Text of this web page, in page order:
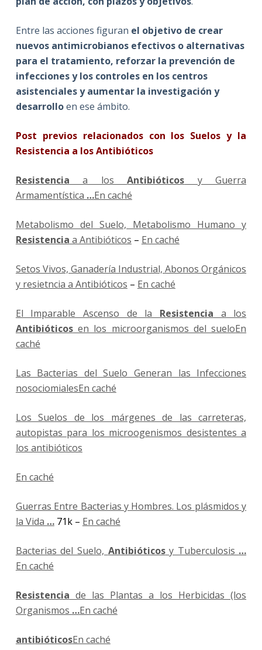
Entre las acciones figuran el objetivo de crear
nuevos antimicrobianos efectivos o alternativas
para el tratamiento, reforzar la prevención de
infecciones y los controles en los centros
asistenciales y aumentar la investigación y
desarrolloen ese ámbito.
Post previos relacionados con los Suelos y la
Resistencia a los Antibióticos
Resistencia a losAntibióticos y Guerra
Armamentística …En caché
Metabolismo del Suelo, Metabolismo Humano y
Resistencia a Antibióticos – En caché
Setos Vivos, Ganadería Industrial, Abonos Orgánicos
y resietncia a Antibióticos – En caché
El Imparable Ascenso de la Resistencia a los
Antibióticosen los microorganismos del sueloEn
caché
Las Bacterias del Suelo Generan las Infecciones
nosociomialesEn caché
Los Suelos de los márgenes de las carreteras,
autopistas para los microogenismos desistentes a
los antibióticos
En caché
Guerras Entre Bacterias y Hombres. Los plásmidos y
la Vida …71k – En caché
Bacterias del Suelo, Antibióticosy Tuberculosis …
En caché
Resistencia de las Plantas a los Herbicidas (los
Organismos …En caché
antibióticosEn caché